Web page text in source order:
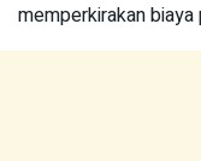
memperkirakan biaya